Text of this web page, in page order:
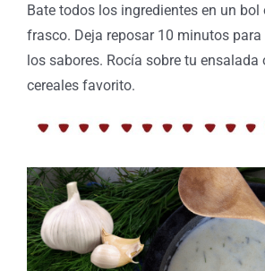
Bate todos los ingredientes en un
frasco. Deja reposar 10 minutos para
los sabores. Rocía sobre tu ensalada
cereales favorito.